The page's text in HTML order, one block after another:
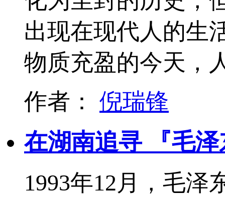
出现在现代人的生
物质充盈的今天
作者： 倪瑞锋
在湖南追寻 『毛泽
1993年12月，毛泽